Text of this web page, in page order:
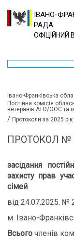
ІВАНО-
РАДА
ОФІЦІЙНИЙ
Івано-Франківська
Постійна комісія
ветеранів АТО/ООС та
/ Протоколи за 2025 рік
ПРОТОКОЛ №
засідання
захисту прав
сімей
від 24.07.2025. №
м. Івано-
Всього членів